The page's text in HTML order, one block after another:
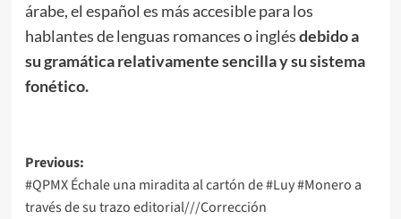
árabe, el español es más accesible para los
hablantes de lenguas romances o inglésdebido a
su gramática relativamente sencilla y su sistema
fonético.
Post
navigation
Previous:
#QPMX Échale una miradita al cartón de #Luy #Monero a
través de su trazo editorial///Corrección